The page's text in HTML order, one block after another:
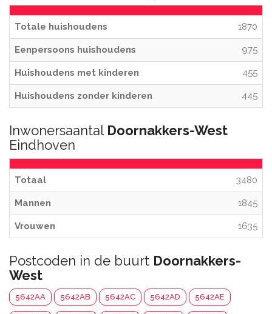
Totale huishoudens 1870
Eenpersoons huishoudens 975
Huishoudens met kinderen 455
Huishoudens zonder kinderen 445
Inwonersaantal Doornakkers-West
Eindhoven
Totaal 3480
Mannen 1845
Vrouwen 1635
Postcoden in de buurt Doornakkers-
West
5642AA 5642AB 5642AC 5642AD 5642AE